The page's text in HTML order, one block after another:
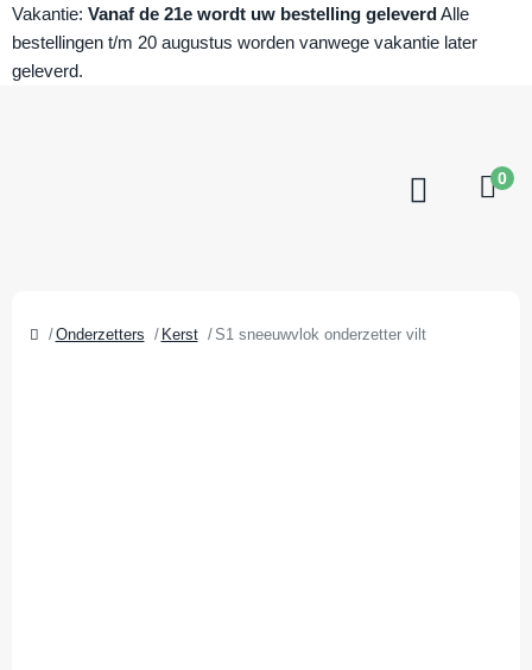
Vakantie: Vanaf de 21e wordt uw bestelling geleverdAlle
bestellingen t/m 20 augustus worden vanwege vakantie later
geleverd.
0
Onderzetters Kerst S1 sneeuwvlok onderzetter vilt